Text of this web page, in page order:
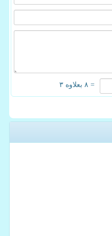
= ۸ بعلاوه ۳